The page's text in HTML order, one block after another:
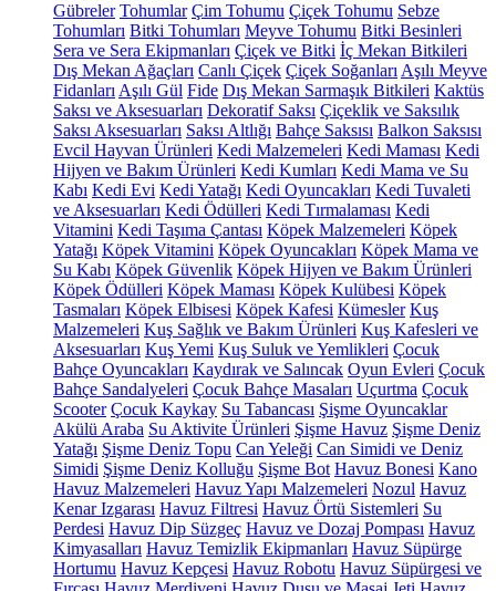
Gübreler Tohumlar Çim Tohumu Çiçek Tohumu Sebze
Tohumları Bitki Tohumları Meyve Tohumu Bitki Besinleri
Sera ve Sera Ekipmanları Çiçek ve Bitki İç Mekan Bitkileri
Dış Mekan Ağaçları Canlı Çiçek Çiçek Soğanları Aşılı Meyve
Fidanları Aşılı Gül Fide Dış Mekan Sarmaşık Bitkileri Kaktüs
Saksı ve Aksesuarları Dekoratif Saksı Çiçeklik ve Saksılık
Saksı Aksesuarları Saksı Altlığı Bahçe Saksısı Balkon Saksısı
Evcil Hayvan Ürünleri Kedi Malzemeleri Kedi Maması Kedi
Hijyen ve Bakım Ürünleri Kedi Kumları Kedi Mama ve Su
Kabı Kedi Evi Kedi Yatağı Kedi Oyuncakları Kedi Tuvaleti
ve Aksesuarları Kedi Ödülleri Kedi Tırmalaması Kedi
Vitamini Kedi Taşıma Çantası Köpek Malzemeleri Köpek
Yatağı Köpek Vitamini Köpek Oyuncakları Köpek Mama ve
Su Kabı Köpek Güvenlik Köpek Hijyen ve Bakım Ürünleri
Köpek Ödülleri Köpek Maması Köpek Kulübesi Köpek
Tasmaları Köpek Elbisesi Köpek Kafesi Kümesler Kuş
Malzemeleri Kuş Sağlık ve Bakım Ürünleri Kuş Kafesleri ve
Aksesuarları Kuş Yemi Kuş Suluk ve Yemlikleri Çocuk
Bahçe Oyuncakları Kaydırak ve Salıncak Oyun Evleri Çocuk
Bahçe Sandalyeleri Çocuk Bahçe Masaları Uçurtma Çocuk
Scooter Çocuk Kaykay Su Tabancası Şişme Oyuncaklar
Akülü Araba Su Aktivite Ürünleri Şişme Havuz Şişme Deniz
Yatağı Şişme Deniz Topu Can Yeleği Can Simidi ve Deniz
Simidi Şişme Deniz Kolluğu Şişme Bot Havuz Bonesi Kano
Havuz Malzemeleri Havuz Yapı Malzemeleri Nozul Havuz
Kenar Izgarası Havuz Filtresi Havuz Örtü Sistemleri Su
Perdesi Havuz Dip Süzgeç Havuz ve Dozaj Pompası Havuz
Kimyasalları Havuz Temizlik Ekipmanları Havuz Süpürge
Hortumu Havuz Kepçesi Havuz Robotu Havuz Süpürgesi ve